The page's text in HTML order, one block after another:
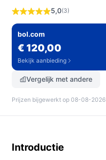
5,0(3)
bol.com
€ 120,00
Bekijk aanbieding
Vergelijk met andere
Prijzen bijgewerkt op 08-08-2026
Introductie